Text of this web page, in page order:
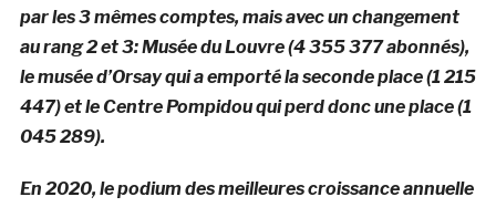
par les 3 mêmes comptes, mais avec un changement
au rang 2 et 3: Musée du Louvre (4 355 377 abonnés),
le musée d’Orsay qui a emporté la seconde place (1 215
447) et le Centre Pompidou qui perd donc une place (1
045 289).
En 2020, le podium des meilleures croissance annuelle